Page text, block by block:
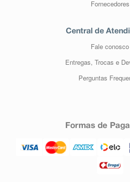
Fornecedores
Central de
Fale conosco
Entregas, Trocas e
Perguntas
Formas de